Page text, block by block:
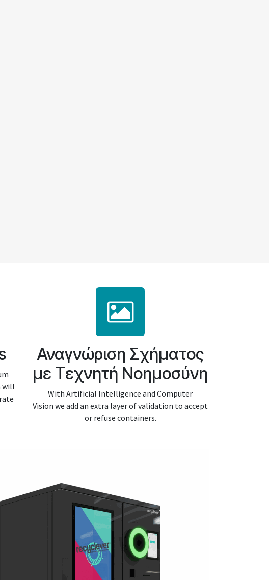
will
Αναγνώριση Σχήματος
με Τεχνητή Νοημοσύνη
With Artificial Intelligence and Computer
Vision we add an extra layer of validation to accept
or refuse containers.